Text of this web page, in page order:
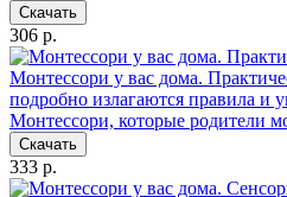
Скачать
306 р.
Монтессори у вас дома.
подробно излагаются правила и
Монтессори, которые родители
Скачать
333 р.